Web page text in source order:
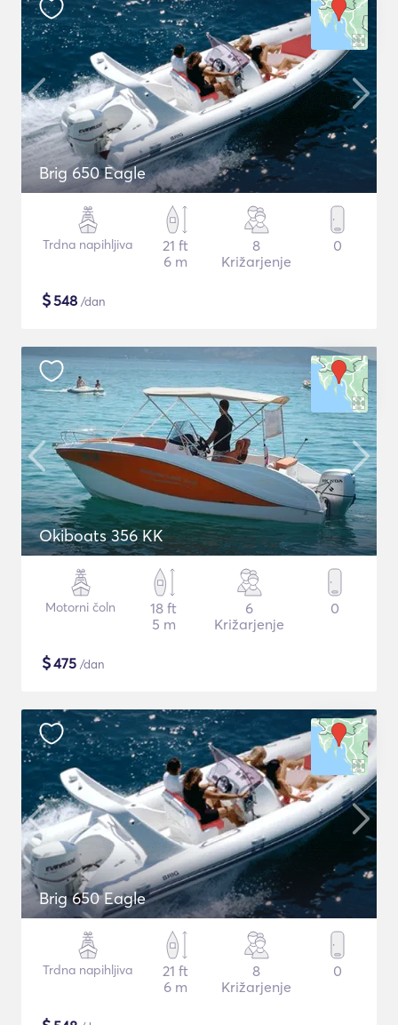
Brig 650 Eagle
Trdna napihljiva
21 ft
6 m
8
Križarjenje
0
$548 /dan
Okiboats 356 KK
Motorni čoln
18 ft
5 m
6
Križarjenje
0
$475 /dan
Brig 650 Eagle
Trdna napihljiva
21 ft
6 m
8
Križarjenje
0